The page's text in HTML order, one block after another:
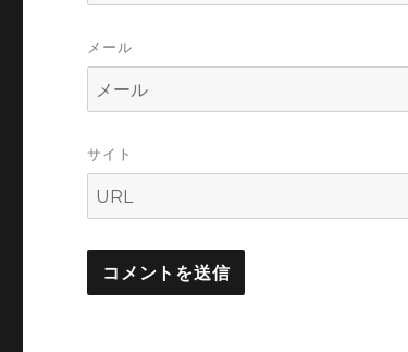
メール
サイト